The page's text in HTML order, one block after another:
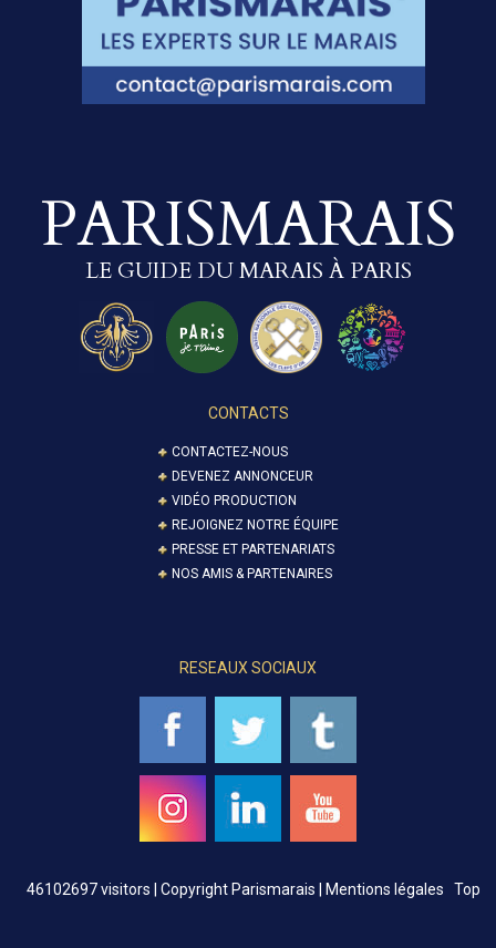
PARISMARAIS
LE GUIDE DU MARAIS À PARIS
CONTACTS
CONTACTEZ-NOUS
DEVENEZ ANNONCEUR
VIDÉO PRODUCTION
REJOIGNEZ NOTRE ÉQUIPE
PRESSE ET PARTENARIATS
NOS AMIS & PARTENAIRES
RESEAUX SOCIAUX
46102697 visitors | Copyright Parismarais | Mentions légales Top